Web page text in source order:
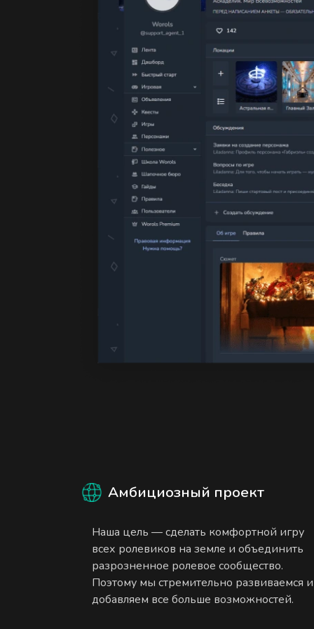
Амбициозный проект
Наша цель — сделать комфортной игру
всех ролевиков на земле и объединить
разрозненное ролевое сообщество.
Поэтому мы стремительно развиваемся и
добавляем все больше возможностей.